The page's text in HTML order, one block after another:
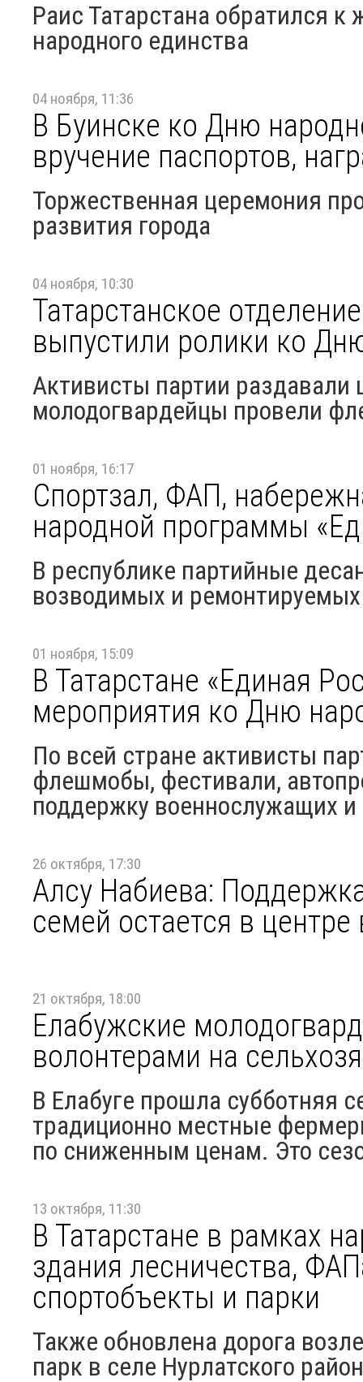
Раис Татарстана обратился
народного единства
04 ноября, 11:36
В Буинске ко Дню
вручение паспортов,
Торжественная церемония
развития города
04 ноября, 10:30
Татарстанское
выпустили ролики ко
Активисты партии раздавали
молодогвардейцы провели
01 ноября, 16:17
Спортзал, ФАП,
народной программы
В республике партийные
возводимых и
01 ноября, 15:09
В Татарстане «Единая
мероприятия ко Дню
По всей стране активисты
флешмобы, фестивали,
поддержку военнослужащих
26 октября, 17:30
Алсу Набиева:
семей остается в
21 октября, 18:00
Елабужские
волонтерами на
В Елабуге прошла субботняя
традиционно местные
по сниженным ценам. Это
13 октября, 11:30
В Татарстане в рамках
здания лесничества,
спортобъекты и парки
Также обновлена дорога
парк в селе Нурлатского